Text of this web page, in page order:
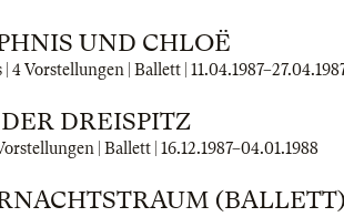
UND CHLOË
4 Vorstellungen | Ballett | 11.04.1987–
DER DREISPITZ
| Ballett | 16.12.1987–04.01.1988